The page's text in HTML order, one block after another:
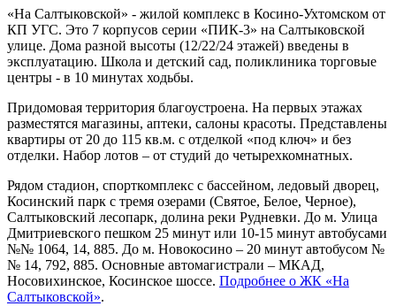
«На Салтыковской» - жилой комплекс в Косино-Ухтомском от
КП УГС. Это 7 корпусов серии «ПИК-3» на Салтыковской
улице. Дома разной высоты (12/22/24 этажей) введены в
эксплуатацию. Школа и детский сад, поликлиника торговые
центры - в 10 минутах ходьбы.
Придомовая территория благоустроена. На первых этажах
разместятся магазины, аптеки, салоны красоты. Представлены
квартиры от 20 до 115 кв.м. с отделкой «под ключ» и без
отделки. Набор лотов – от студий до четырехкомнатных.
Рядом стадион, спорткомплекс с бассейном, ледовый дворец,
Косинский парк с тремя озерами (Святое, Белое, Черное),
Салтыковский лесопарк, долина реки Рудневки. До м. Улица
Дмитриевского пешком 25 минут или 10-15 минут автобусами
№№ 1064, 14, 885. До м. Новокосино – 20 минут автобусом №
№ 14, 792, 885. Основные автомагистрали – МКАД,
Носовихинское, Косинское шоссе. Подробнее о ЖК «На
Салтыковской».